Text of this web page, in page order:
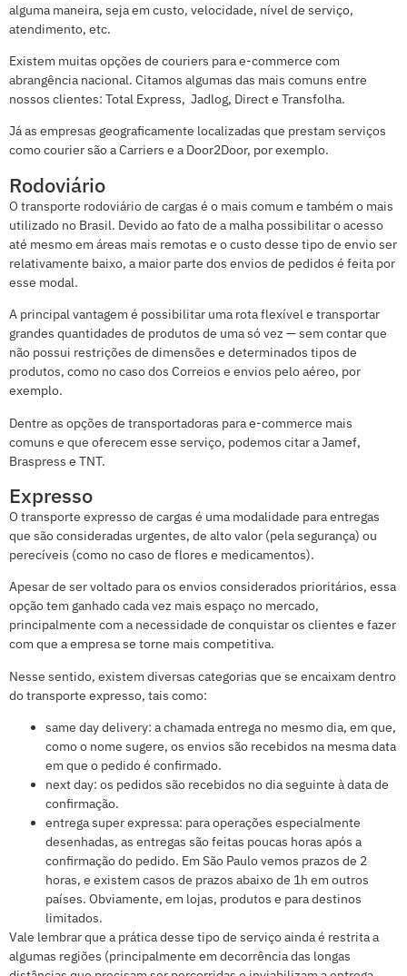
alguma maneira, seja em custo, velocidade, nível de serviço,
atendimento, etc.
Existem muitas opções de couriers para e-commerce com
abrangência nacional. Citamos algumas das mais comuns entre
nossos clientes: Total Express, Jadlog, Direct e Transfolha.
Já as empresas geograficamente localizadas que prestam serviços
como courier são a Carriers e a Door2Door, por exemplo.
Rodoviário
O transporte rodoviário de cargas é o mais comum e também o mais
utilizado no Brasil. Devido ao fato de a malha possibilitar o acesso
até mesmo em áreas mais remotas e o custo desse tipo de envio ser
relativamente baixo, a maior parte dos envios de pedidos é feita por
esse modal.
A principal vantagem é possibilitar uma rota flexível e transportar
grandes quantidades de produtos de uma só vez — sem contar que
não possui restrições de dimensões e determinados tipos de
produtos, como no caso dos Correios e envios pelo aéreo, por
exemplo.
Dentre as opções de transportadoras para e-commerce mais
comuns e que oferecem esse serviço, podemos citar a Jamef,
Braspress e TNT.
Expresso
O transporte expresso de cargas é uma modalidade para entregas
que são consideradas urgentes, de alto valor (pela segurança) ou
perecíveis (como no caso de flores e medicamentos).
Apesar de ser voltado para os envios considerados prioritários, essa
opção tem ganhado cada vez mais espaço no mercado,
principalmente com a necessidade de conquistar os clientes e fazer
com que a empresa se torne mais competitiva.
Nesse sentido, existem diversas categorias que se encaixam dentro
do transporte expresso, tais como:
same day delivery: a chamada entrega no mesmo dia, em que,
como o nome sugere, os envios são recebidos na mesma data
em que o pedido é confirmado.
next day: os pedidos são recebidos no dia seguinte à data de
confirmação.
entrega super expressa: para operações especialmente
desenhadas, as entregas são feitas poucas horas após a
confirmação do pedido. Em São Paulo vemos prazos de 2
horas, e existem casos de prazos abaixo de 1h em outros
países. Obviamente, em lojas, produtos e para destinos
limitados.
Vale lembrar que a prática desse tipo de serviço ainda é restrita a
algumas regiões (principalmente em decorrência das longas